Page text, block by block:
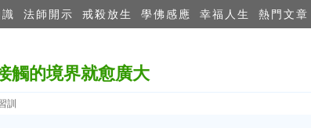
法師開示 戒殺放生 學佛感應 幸福人生 熱門文章
觸的境界就愈廣大
訓